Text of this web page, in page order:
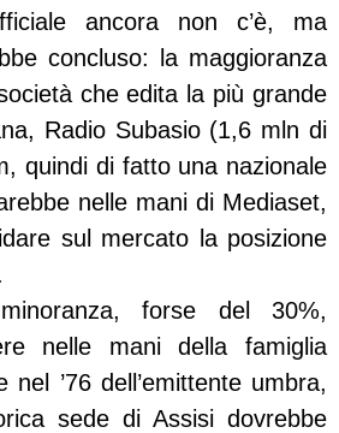
ancora non c’è, ma
concluso: la maggioranza
che edita la più grande
Radio Subasio (1,6 mln di
quindi di fatto una nazionale
nelle mani di Mediaset,
sul mercato la posizione
forse del 30%,
nelle mani della famiglia
nel ’76 dell’emittente umbra,
sede di Assisi dovrebbe